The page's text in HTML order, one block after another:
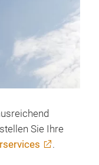
Sie Ihre
.